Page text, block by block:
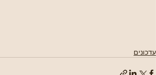
עדכונים